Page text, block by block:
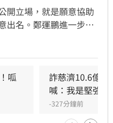
開立場，就是願意協助
出名。鄭運鵬進一步指
不同的地方在於慈濟本
時的採購過程中幾乎沒
年是最常表態的，顯然
金額的重要採購上，慈
的角色，原因不明。
呱
詐慈濟10.6億！
喊：我是堅強的
-327分鐘前